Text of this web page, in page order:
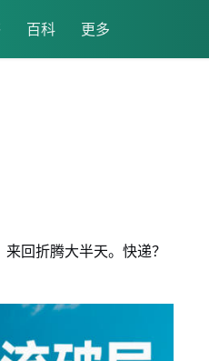
百科 更多
回折腾大半天。快递？